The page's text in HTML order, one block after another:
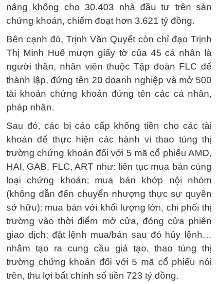
nâng khống cho 30.403 nhà đầu tư trên sàn
chứng khoán, chiếm đoạt hơn 3.621 tỷ đồng.
Bên cạnh đó, Trịnh Văn Quyết còn chỉ đạo Trịnh
Thị Minh Huế mượn giấy tờ của 45 cá nhân là
người thân, nhân viên thuộc Tập đoàn FLC để
thành lập, đứng tên 20 doanh nghiệp và mở 500
tài khoản chứng khoán đứng tên các cá nhân,
pháp nhân.
Sau đó, các bị cáo cấp khống tiền cho các tài
khoản để thực hiện các hành vi thao túng thị
trường chứng khoán đối với 5 mã cổ phiếu AMD,
HAI, GAB, FLC, ART như: liên tục mua bán cùng
loại chứng khoán; mua bán khớp nội nhóm
(không dẫn đến chuyển nhượng thực sự quyền
sở hữu); mua bán với khối lượng lớn, chi phối thị
trường vào thời điểm mở cửa, đóng cửa phiên
giao dịch; đặt lệnh mua/bán sau đó hủy lệnh…
nhằm tạo ra cung cầu giả tạo, thao túng thị
trường chứng khoán đối với 5 mã cổ phiếu nói
trên, thu lợi bất chính số tiền 723 tỷ đồng.